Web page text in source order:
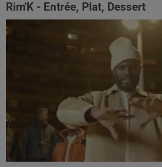
Rim'K - Entrée, Plat, Dessert